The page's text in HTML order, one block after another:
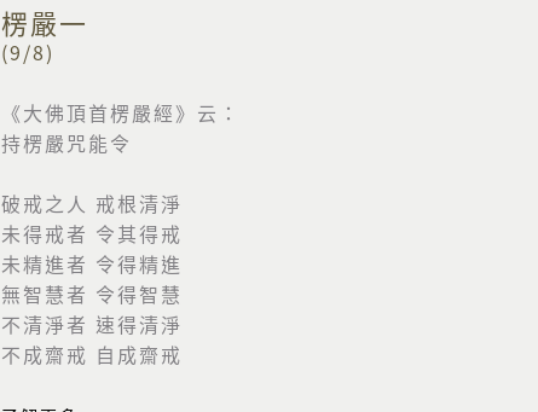
楞嚴一
(9/8)
《大佛頂首楞嚴經》云：
持楞嚴咒能令
破戒之人 戒根清淨
未得戒者 令其得戒
未精進者 令得精進
無智慧者 令得智慧
不清淨者 速得清淨
不成齋戒 自成齋戒